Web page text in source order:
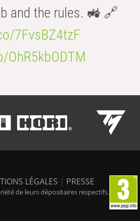
and the rules. 🚜 🔗
7FvsBZ4tzF
LÉGALES | PRESSE
de leurs dépositaires respectifs.